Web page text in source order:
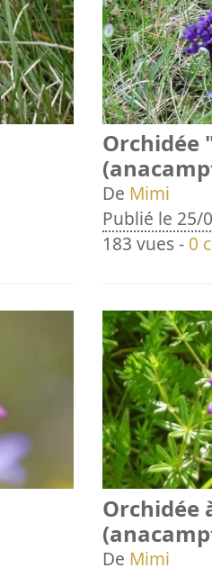
Orchidée
De Mimi
Publié le 25/
183 vues - 0
Orchidée
De Mimi